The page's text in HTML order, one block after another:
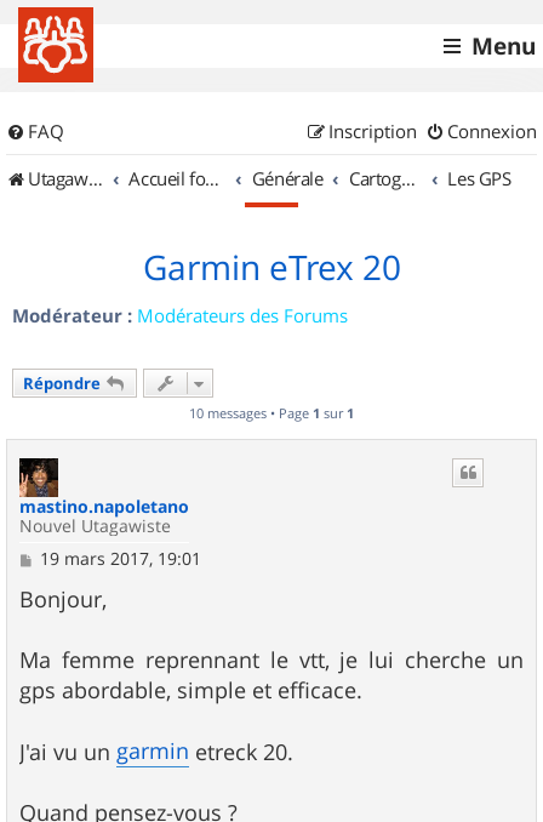
Menu
FAQ Connexion
Inscription
UtagawaVTT (Randos VTT et VTTAE avec traces GPS)
Accueil forum Générale Cartographie et GPS Les GPS
Garmin eTrex 20
Modérateur : Modérateurs des Forums
Répondre
10 messages • Page 1 sur 1
mastino.napoletano
Nouvel Utagawiste
M
s
s
g
e
19 mars 2017, 19:01
Bonjour,
Ma femme reprennant le vtt, je lui cherche un
gps abordable, simple et efficace.
J'ai vu un garmin etreck 20.
Quand pensez-vous ?